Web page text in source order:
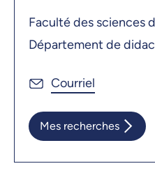
Faculté des sciences
Département de
Mes recherches